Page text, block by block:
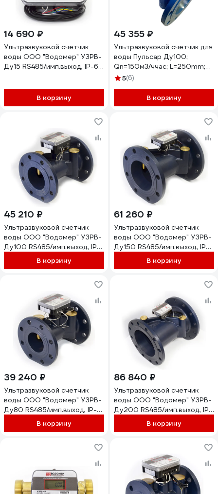
14 690 ₽
Ультразвуковой счетчик
воды ООО "Водомер" УЗРВ-
Ду15 RS485/имп.выход, IP-68,
В корзину
45 355 ₽
Ультразвуковой счетчик для
воды Пульсар Ду100;
Qn=150м3/ччac; L=250mm;
Тmax=105С: исп. 1
5(6)
В корзину
45 210 ₽
Ультразвуковой счетчик
воды ООО "Водомер" УЗРВ-
Ду100 RS485/имп.выход, IP-
68, +5...+150 VM-1133-100-
В корзину
61 260 ₽
Ультразвуковой счетчик
воды ООО "Водомер" УЗРВ-
Ду150 RS485/имп.выход, IP-
68, +5...+150 VM-1133-150-
В корзину
39 240 ₽
Ультразвуковой счетчик
воды ООО "Водомер" УЗРВ-
Ду80 RS485/имп.выход, IP-
68, +5...+150 VM-1133-080-
В корзину
86 840 ₽
Ультразвуковой счетчик
воды ООО "Водомер" УЗРВ-
Ду200 RS485/имп.выход, IP-
68, +5...+150 VM-1133-200-
В корзину